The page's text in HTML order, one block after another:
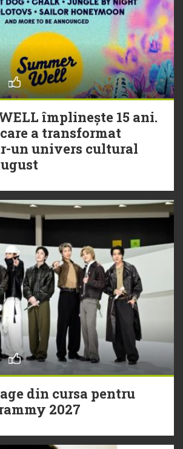
împlinește 15 ani.
a transformat
un univers cultural
din cursa pentru
2027